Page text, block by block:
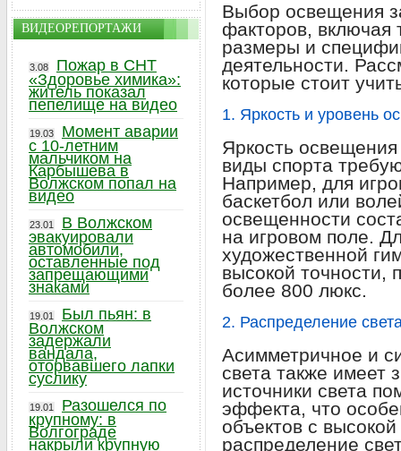
Выбор освещения
факторов, включая
размеры и
деятельности.
которые стоит
1. Яркость и уровень
Яркость
виды спорта
Например, для
баскетбол или
освещенности
на игровом поле.
художественной
высокой точности,
более 800 люкс.
2. Распределение
Асимметричное и
света также имеет
источники света
эффекта, что
объектов с
распределение
ВИДЕОРЕПОРТАЖИ
3.08
Пожар в СНТ
«Здоровье химика»:
житель показал
пепелище на видео
19.03
Момент аварии
с 10-летним
мальчиком на
Карбышева в
Волжском попал на
видео
23.01
В Волжском
эвакуировали
автомобили,
оставленные под
запрещающими
знаками
19.01
Был пьян: в
Волжском
задержали
вандала,
оторвавшего лапки
суслику
19.01
Разошелся по
крупному: в
Волгограде
накрыли крупную